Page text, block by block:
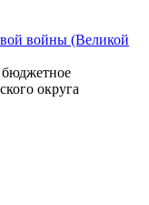
войны (Великой
округа